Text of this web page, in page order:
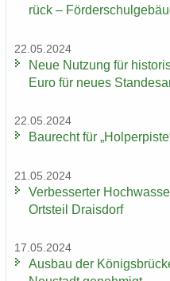
rück –
22.05.2024
Neue Nut­zung für
Euro für neues
22.05.2024
Bau­recht für
21.05.2024
Ver­bes­ser­ter
Orts­teil Drai­s­dorf
17.05.2024
Aus­bau der